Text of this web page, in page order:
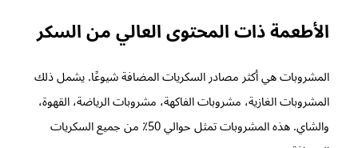
الأطعمة ذات المحتوى العالي من السكر
المشروبات هي أكثر مصادر السكريات المضافة شيوعًا. يشمل ذلك
المشروبات الغازية، مشروبات الفاكهة، مشروبات الرياضة، القهوة،
والشاي. هذه المشروبات تمثل حوالي 50٪ من جميع السكريات